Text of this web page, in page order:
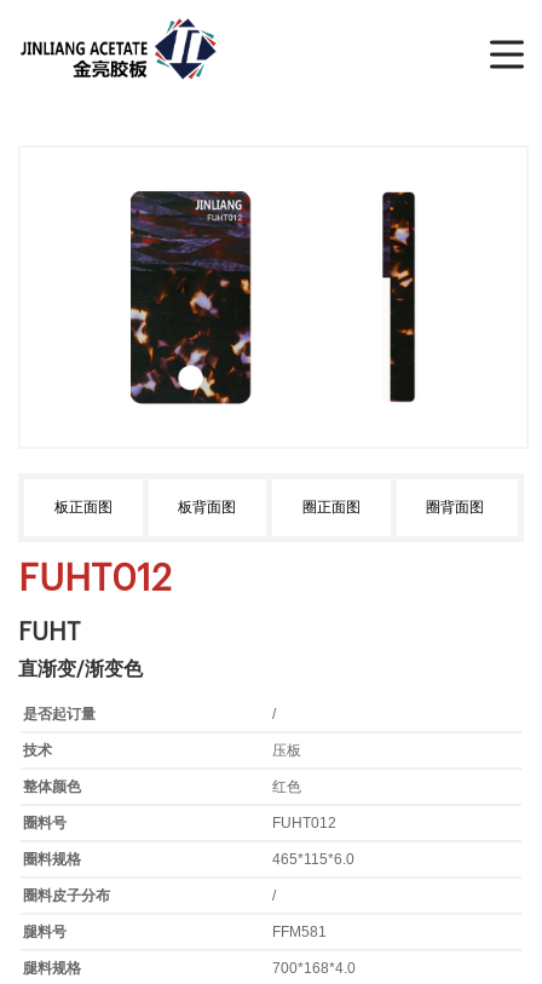
板正面图 板背面图 圈正面图 圈背面图
FUHT012
FUHT
直渐变/渐变色
是否起订量 /
技术 压板
整体颜色 红色
圈料号 FUHT012
圈料规格 465*115*6.0
圈料皮子分布 /
腿料号 FFM581
腿料规格 700*168*4.0